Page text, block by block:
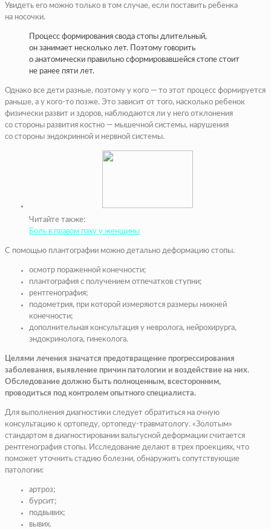
Увидеть его можно только в том случае, если поставить ребенка
на носочки.
Процесс формирования свода стопы длительный,
он занимает несколько лет. Поэтому говорить
о анатомически правильно сформировавшейся стопе стоит
не ранее пяти лет.
Однако все дети разные, поэтому у кого — то этот процесс формируется
раньше, а у кого-то позже. Это зависит от того, насколько ребенок
физически развит и здоров, наблюдаются ли у него отклонения
со стороны развития костно — мышечной системы, нарушения
со стороны эндокринной и нервной системы.
Читайте также:
Боль в правом паху у женщины
С помощью плантографии можно детально деформацию стопы.
осмотр пораженной конечности;
плантография с получением отпечатков ступни;
рентгенография;
подометрия, при которой измеряются размеры нижней
конечности;
дополнительная консультация у невролога, нейрохирурга,
эндокринолога, гинеколога.
Целями лечения значатся предотвращение прогрессирования
заболевания, выявление причин патологии и воздействие на них.
Обследование должно быть полноценным, всесторонним,
проводиться под контролем опытного специалиста.
Для выполнения диагностики следует обратиться на очную
консультацию к ортопеду, ортопеду-травматологу. «Золотым»
стандартом в диагностировании вальгусной деформации считается
рентгенография стопы. Исследование делают в трех проекциях, что
поможет уточнить стадию болезни, обнаружить сопутствующие
патологии:
артроз;
бурсит;
подвывих;
вывих.